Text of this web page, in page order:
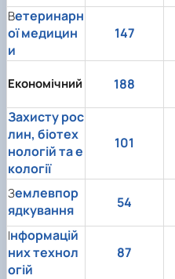
Ветеринарн
ої медицин
и
147
Економічний 188
Захисту рос
лин, біотех
нологій та е
кології
101
Землевпор
ядкування
54
Інформацій
них технол
огій
87